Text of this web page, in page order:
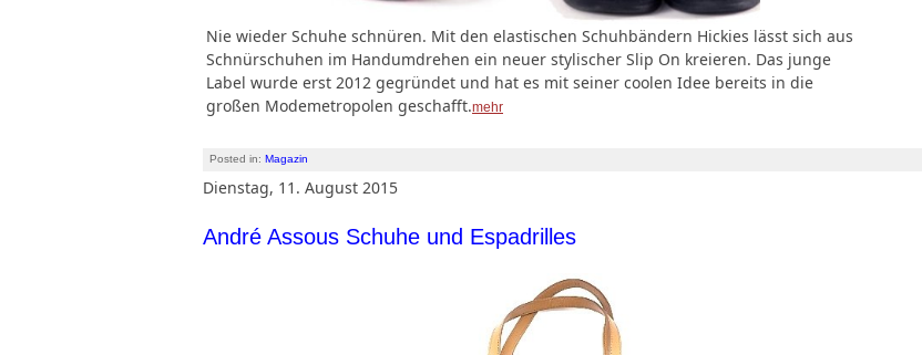
Nie wieder Schuhe schnüren. Mit den elastischen Schuhbändern Hickies lässt sich aus
Schnürschuhen im Handumdrehen ein neuer stylischer Slip On kreieren. Das junge
Label wurde erst 2012 gegründet und hat es mit seiner coolen Idee bereits in die
großen Modemetropolen geschafft.mehr
Posted in: Magazin
Dienstag, 11. August 2015
André Assous Schuhe und Espadrilles